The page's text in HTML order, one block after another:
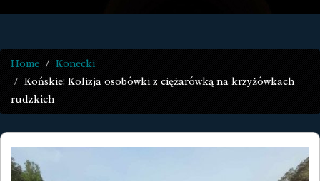
Home
Konecki
Końskie: Kolizja osobówki z ciężarówką na krzyżówkach
rudzkich